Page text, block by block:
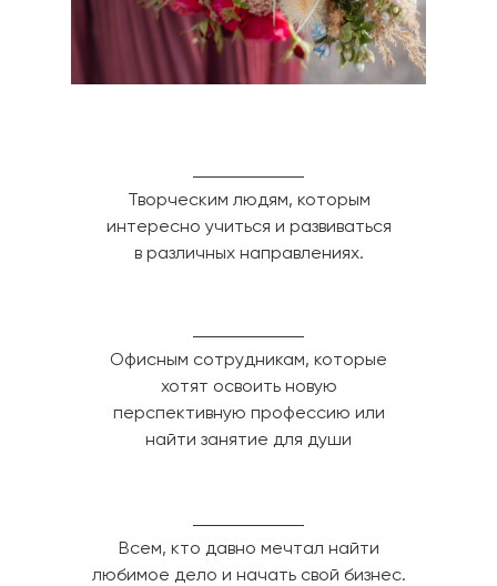
Творческим людям, которым
интересно учиться и развиваться
в различных направлениях.
Офисным сотрудникам, которые
хотят освоить новую
перспективную профессию или
найти занятие для души
Всем, кто давно мечтал найти
любимое дело и начать свой бизнес.